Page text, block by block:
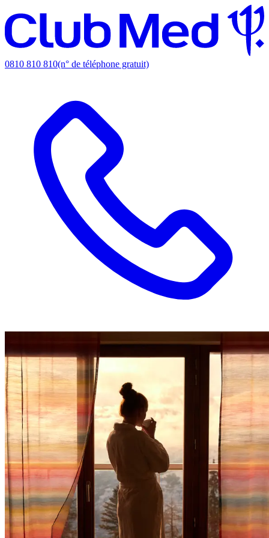
0810 810 810(n° de téléphone gratuit)